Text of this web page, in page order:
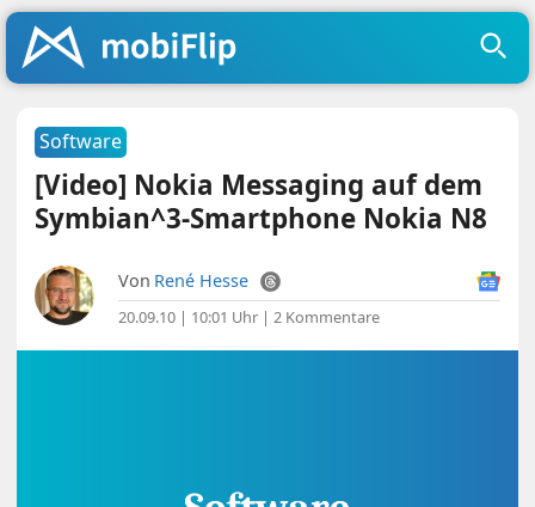
Software
[Video] Nokia Messaging auf dem
Symbian^3-Smartphone Nokia N8
Von René Hesse
20.09.10 | 10:01 Uhr |2 Kommentare